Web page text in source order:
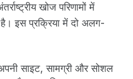
खोज परिणामों में
है। इस प्रक्रिया में दो अलग-
अपनी साइट, सामग्री और सोशल